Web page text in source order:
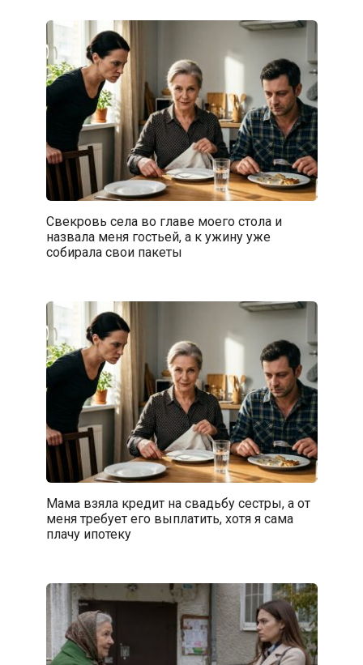
Свекровь села во главе моего стола и
назвала меня гостьей, а к ужину уже
собирала свои пакеты
Мама взяла кредит на свадьбу сестры, а от
меня требует его выплатить, хотя я сама
плачу ипотеку